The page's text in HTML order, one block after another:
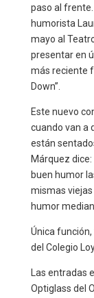
paso al frente.
humorista
mayo al
presentar en
más reciente
Down”.
Este nuevo
cuando van a
están
Márquez
buen humor
mismas
humor
Única
del Colegio
Las entradas
Optiglass del